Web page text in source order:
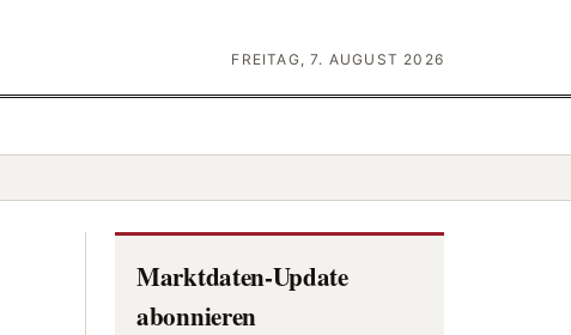
FREITAG, 7. AUGUST 2026
Marktdaten-Update
abonnieren